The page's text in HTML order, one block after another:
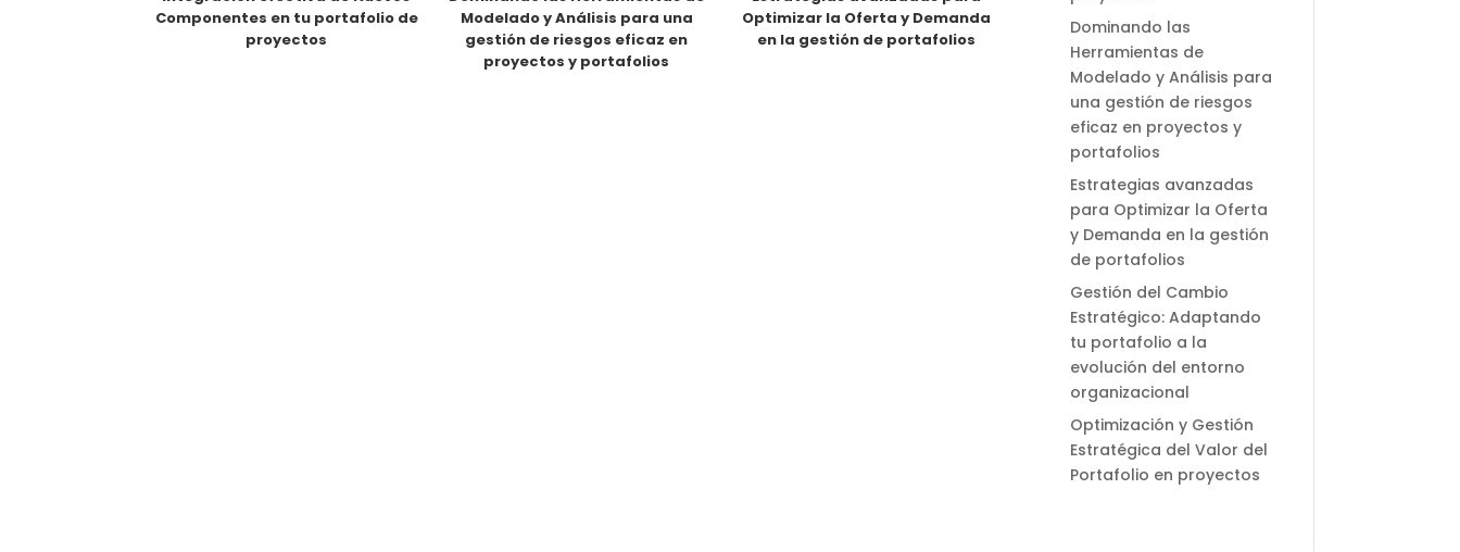
Componentes en tu portafolio de
proyectos
Modelado y Análisis para una
gestión de riesgos eficaz en
proyectos y portafolios
Optimizar la Oferta y Demanda
en la gestión de portafolios
Dominando las
Herramientas de
Modelado y Análisis para
una gestión de riesgos
eficaz en proyectos y
portafolios
Estrategias avanzadas
para Optimizar la Oferta
y Demanda en la gestión
de portafolios
Gestión del Cambio
Estratégico: Adaptando
tu portafolio a la
evolución del entorno
organizacional
Optimización y Gestión
Estratégica del Valor del
Portafolio en proyectos